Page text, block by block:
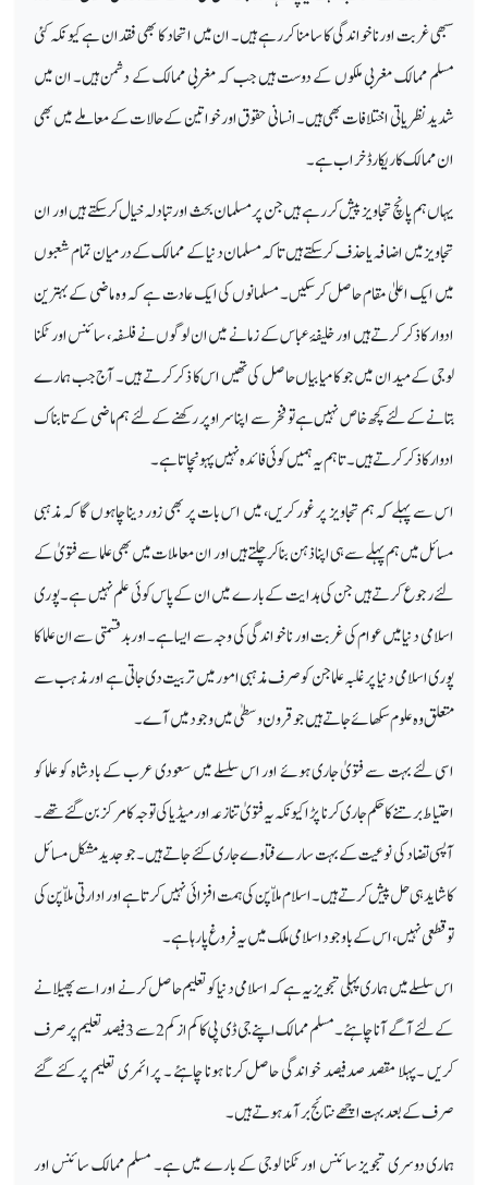
سبھی غربت اور ناخواندگی کا سامنا کررہے ہیں۔ ان میں اتحاد کا بھی فقدان ہے کیو نکہ کئی
مسلم ممالک مغربی ملکوں کے دوست ہیں جب کہ مغربی ممالک کے دشمن ہیں۔ ان میں
شدید نظریاتی اختلافات بھی ہیں۔ انسانی حقوق اور خواتین کے حالات کے معاملے میں بھی
ان ممالک کا ریکارڈ خراب ہے۔
یہاں ہم پانچ تجاویز پیش کررہے ہیں جن پرمسلمان بحث اور تبادلہ خیال کرسکتے ہیں اور ان
تجاویز میں اضافہ یا حذف کرسکتے ہیں تاکہ مسلمان دنیا کے ممالک کے درمیان تمام شعبوں
میں ایک اعلیٰ مقام حاصل کرسکیں۔ مسلمانوں کی ایک عادت ہے کہ وہ ماضی کے بہترین
ادوار کا ذکر کرتے ہیں اور خلیفۂ عباس کے زمانے میں ان لوگوں نے فلسفہ ، سائنس اور ٹکنا
لوجی کے میدان میں جو کامیابیاں حاصل کی تھیں اس کا ذکر کرتے ہیں ۔ آج جب ہمارے
بتانے کےلئے کچھ خاص نہیں ہے تو فخر سے اپنا سر اوپر رکھنے کے لئے ہم ماضی کے تابناک
ادوار کا ذ کر کر تے ہیں۔ تاہم یہ ہمیں کوئی فائدہ نہیں پہونچاتا ہے۔
اس سے پہلے کہ ہم تجاویز پر غور کریں، میں اس بات پر بھی زور دینا چاہوں گا کہ مذہبی
مسائل میں ہم پہلے سے ہی اپنا ذہن بنا کر چلتے ہیں اور ان معاملات میں بھی علما سے فتویٰ کے
لئے رجوع کرتے ہیں جن کی ہدایت کے بارے میں ان کے پاس کوئی علم نہیں ہے۔ پوری
اسلامی دنیا میں عوام کی غربت اور ناخواندگی کی وجہ سے ایسا ہے۔اوربدقسمتی سےان علما کا
پوری اسلامی دنیا پر غلبہ علما جن کو صرف مذہبی امور میں تربیت دی جاتی ہے اور مذہب سے
متعلق وہ علوم سکھائےجاتے ہیں جو قرون وسطیٰ میں وجود میں آے۔
اسی لئے بہت سے فتویٰ جاری ہوئے اور اس سلسلے میں سعودی عرب کے بادشاہ کو علما کو
احتیاط برتنے کا حکم جاری کرنا پڑا کیو نکہ یہ فتویٰ تنازعہ او رمیڈیا کی توجہ کا مرکز بن گئے تھے ۔
آپسی تضاد کی نوعیت کے بہت سارے فتاوے جاری کئے جاتے ہیں ۔ جو جدید مشکل مسائل
کا شاید ہی حل پیش کرتے ہیں۔ اسلام ملاّ پن کی ہمت افزائی نہیں کرتا ہے اور ادارتی ملاّ پن کی
تو قطعی نہیں ، اس کے باوجود اسلامی ملک میں یہ فروغ پارہا ہے۔
اس سلسلے میں ہماری پہلی تجویز یہ ہے کہ اسلامی دنیا کو تعلیم حاصل کرنے اور اسے پھیلانے
کے لئے آگے آنا چاہئے ۔مسلم ممالک اپنے جی ڈی پی کا کم از کم 2سے 3فیصد تعلیم پر صرف
کریں ۔پہلا مقصد صدفیصد خواندگی حاصل کرنا ہونا چاہئے ۔ پرائمری تعلیم پر کئے گئے
صرف کے بعد بہت اچھے نتائج برآمد ہوتے ہیں۔
ہماری دوسری تجویز سائنس اور ٹکنا لوجی کے بارے میں ہے۔ مسلم ممالک سائنس اور